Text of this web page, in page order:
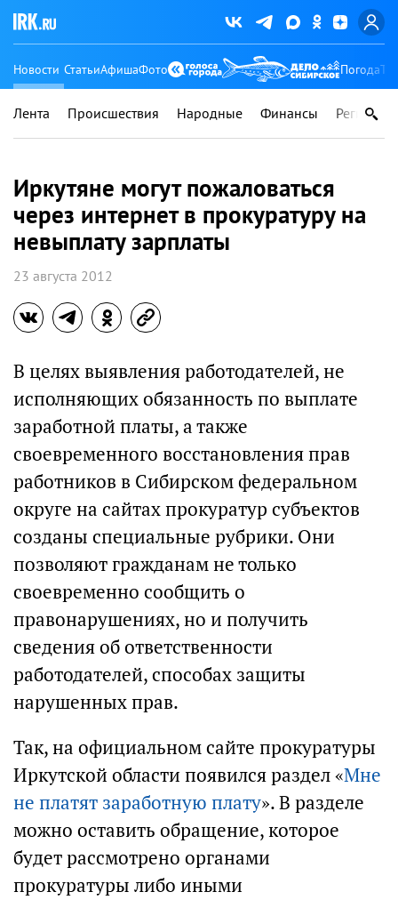
Новости СтатьиАфишаФото Погода
Лента Происшествия Народные Финансы Регионы
Иркутяне могут пожаловаться
через интернет в прокуратуру на
невыплату зарплаты
23 августа 2012
В целях выявления работодателей, не
исполняющих обязанность по выплате
заработной платы, а также
своевременного восстановления прав
работников в Сибирском федеральном
округе на сайтах прокуратур субъектов
созданы специальные рубрики. Они
позволяют гражданам не только
своевременно сообщить о
правонарушениях, но и получить
сведения об ответственности
работодателей, способах защиты
нарушенных прав.
Так, на официальном сайте прокуратуры
Иркутской области появился раздел «Мне
не платят заработную плату». В разделе
можно оставить обращение, которое
будет рассмотрено органами
прокуратуры либо иными